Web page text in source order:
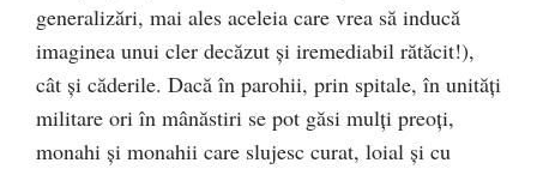
generalizări, mai ales aceleia care vrea să inducă
imaginea unui cler decăzut şi iremediabil rătăcit!),
cât şi căderile. Dacă în parohii, prin spitale, în unităţi
militare ori în mânăstiri se pot găsi mulţi preoţi,
monahi şi monahii care slujesc curat, loial şi cu